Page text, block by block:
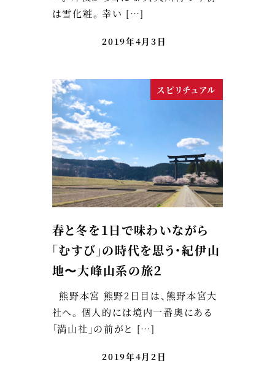
は雪化粧。 幸い […]
2019年4月3日
スピリチュアル
春と冬を１日で味わいながら
「むすび」の時代を思う・紀伊山
地〜大峰山系の旅２
熊野本宮 熊野2日目は、熊野本宮大
社へ。 個人的には境内一番奥にある
「満山社」の前がと […]
2019年4月2日